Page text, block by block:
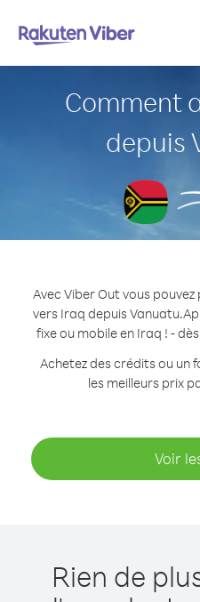
Comment
depuis
Avec Viber Out vous
vers Iraq depuis Vanuatu.
fixe ou mobile en Iraq ! -
Achetez des crédits ou un
les meilleurs prix
Voir
Rien de